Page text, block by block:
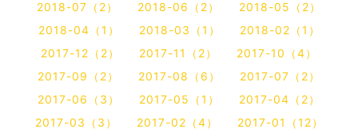
2018-07（2）
2018-06（2）
2018-05（2）
2018-04（1）
2018-03（1）
2018-02（1）
2017-12（2）
2017-11（2）
2017-10（4）
2017-09（2）
2017-08（6）
2017-07（2）
2017-06（3）
2017-05（1）
2017-04（2）
2017-03（3）
2017-02（4）
2017-01（12）